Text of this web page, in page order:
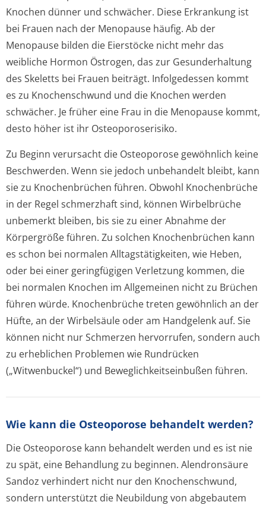
Knochen dünner und schwächer. Diese Erkrankung ist
bei Frauen nach der Menopause häufig. Ab der
Menopause bilden die Eierstöcke nicht mehr das
weibliche Hormon Östrogen, das zur Gesunderhaltung
des Skeletts bei Frauen beiträgt. Infolgedessen kommt
es zu Knochenschwund und die Knochen werden
schwächer. Je früher eine Frau in die Menopause kommt,
desto höher ist ihr Osteoporoserisiko.
Zu Beginn verursacht die Osteoporose gewöhnlich keine
Beschwerden. Wenn sie jedoch unbehandelt bleibt, kann
sie zu Knochenbrüchen führen. Obwohl Knochenbrüche
in der Regel schmerzhaft sind, können Wirbelbrüche
unbemerkt bleiben, bis sie zu einer Abnahme der
Körpergröße führen. Zu solchen Knochenbrüchen kann
es schon bei normalen Alltagstätigkeiten, wie Heben,
oder bei einer geringfügigen Verletzung kommen, die
bei normalen Knochen im Allgemeinen nicht zu Brüchen
führen würde. Knochenbrüche treten gewöhnlich an der
Hüfte, an der Wirbelsäule oder am Handgelenk auf. Sie
können nicht nur Schmerzen hervorrufen, sondern auch
zu erheblichen Problemen wie Rundrücken
(„Witwenbuckel“) und Beweglichkeit­seinbußen führen.
Wie kann die Osteoporose behandelt werden?
Die Osteoporose kann behandelt werden und es ist nie
zu spät, eine Behandlung zu beginnen. Alendronsäure
Sandoz verhindert nicht nur den Knochenschwund,
sondern unterstützt die Neubildung von abgebautem